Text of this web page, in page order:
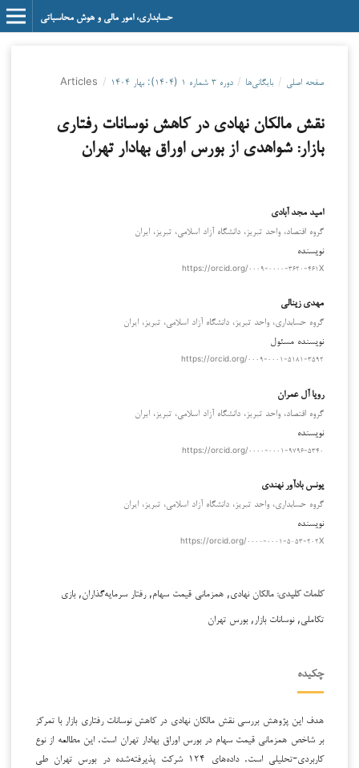
حسابداری، امور مالی و هوش محاسباتی
صفحه اصلی / بایگانی‌ها / دوره ۳ شماره ۱ (۱۴۰۴): بهار ۱۴۰۴ /
Articles
نقش مالکان نهادی در کاهش نوسانات رفتاری
بازار: شواهدی از بورس اوراق بهادار تهران
امید مجد آبادی
گروه اقتصاد، واحد تبریز، دانشگاه آزاد اسلامی، تبریز، ایران
نویسنده
https://orcid.org/۰۰۰۹-۰۰۰۰-۳۶۲۰-۴۶۱X
مهدی زینالی
گروه حسابداری، واحد تبریز، دانشگاه آزاد اسلامی، تبریز، ایران
نویسنده مسئول
https://orcid.org/۰۰۰۹-۰۰۰۱-۵۱۸۱-۳۵۹۲
رویا آل عمران
گروه اقتصاد، واحد تبریز، دانشگاه آزاد اسلامی، تبریز، ایران
نویسنده
https://orcid.org/۰۰۰۰-۰۰۰۱-۹۷۹۶-۵۳۴۰
یونس بادآور نهندی
گروه حسابداری، واحد تبریز، دانشگاه آزاد اسلامی، تبریز، ایران
نویسنده
https://orcid.org/۰۰۰۰-۰۰۰۱-۵۰۵۳-۲۰۲X
کلمات کلیدی: مالکان نهادی, همزمانی قیمت سهام, رفتار سرمایه‌گذاران, بازی
تکاملی, نوسانات بازار, بورس تهران
چکیده
هدف این پژوهش بررسی نقش مالکان نهادی در کاهش نوسانات رفتاری بازار با تمرکز
بر شاخص همزمانی قیمت سهام در بورس اوراق بهادار تهران است. این مطالعه از نوع
کاربردی-تحلیلی است. داده‌های ۱۲۴ شرکت پذیرفته‌شده در بورس تهران طی